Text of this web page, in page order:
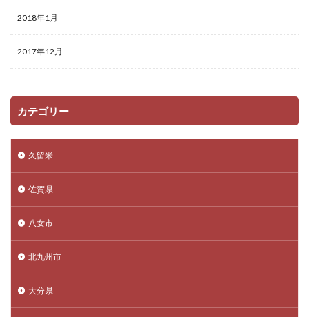
2018年1月
2017年12月
カテゴリー
久留米
佐賀県
八女市
北九州市
大分県